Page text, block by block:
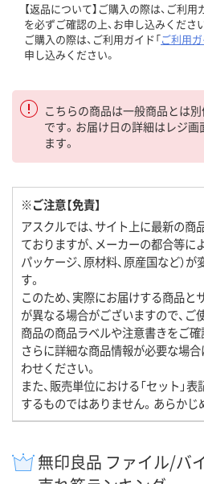
【返品について】ご購入の際は、ご利用
を必ずご確認の上、お申し込みください
ご購入の際は、ご利用ガイド「ご利用
申し込みください。
こちらの商品は一般商品とは
です。お届け日の詳細はレジ
ます。
※ご注意【免責】
アスクルでは、サイト上に最新の商
ておりますが、メーカーの都合等によ
パッケージ、原材料、原産国など）
す。
このため、実際にお届けする商品
が異なる場合がございますので、ご
商品の商品ラベルや注意書きをご確
さらに詳細な商品情報が必要な場
わせください。
また、販売単位における「セット」
するものではありません。あらかじ
無印良品 ファイル/バ